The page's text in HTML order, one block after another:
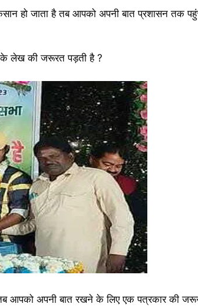
हो जाता है तब आपको अपनी बात प्रशासन तक
के लेख की जरूरत पड़ती है ?
आपको अपनी बात रखने के लिए एक पत्रकार की